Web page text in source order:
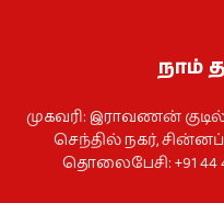
நாம்
முகவரி: இராவணன்
செந்தில் நகர்,
தொலைபேசி: +91 44